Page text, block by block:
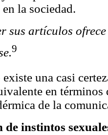
la sociedad.
sus artículos
9
una casi
en
de la
de instintos